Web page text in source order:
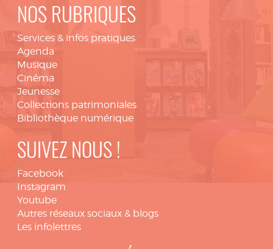
NOS RUBRIQUES
Services & infos pratiques
Agenda
Musique
Cinéma
Jeunesse
Collections patrimoniales
Bibliothèque numérique
SUIVEZ NOUS !
Facebook
Instagram
Youtube
Autres réseaux sociaux & blogs
Les infolettres